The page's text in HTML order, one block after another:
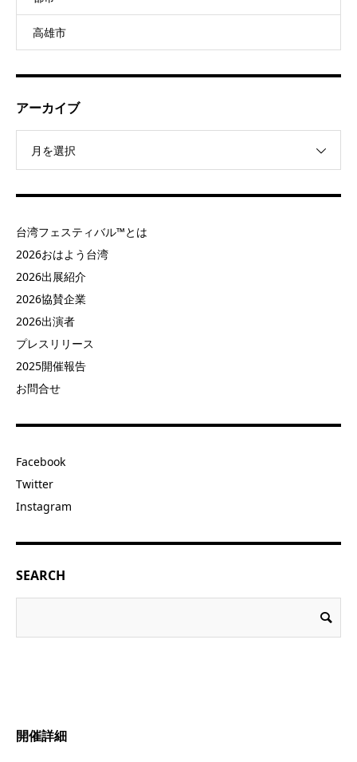
高雄市
アーカイブ
月を選択
台湾フェスティバル™とは
2026おはよう台湾
2026出展紹介
2026協賛企業
2026出演者
プレスリリース
2025開催報告
お問合せ
Facebook
Twitter
Instagram
SEARCH
開催詳細